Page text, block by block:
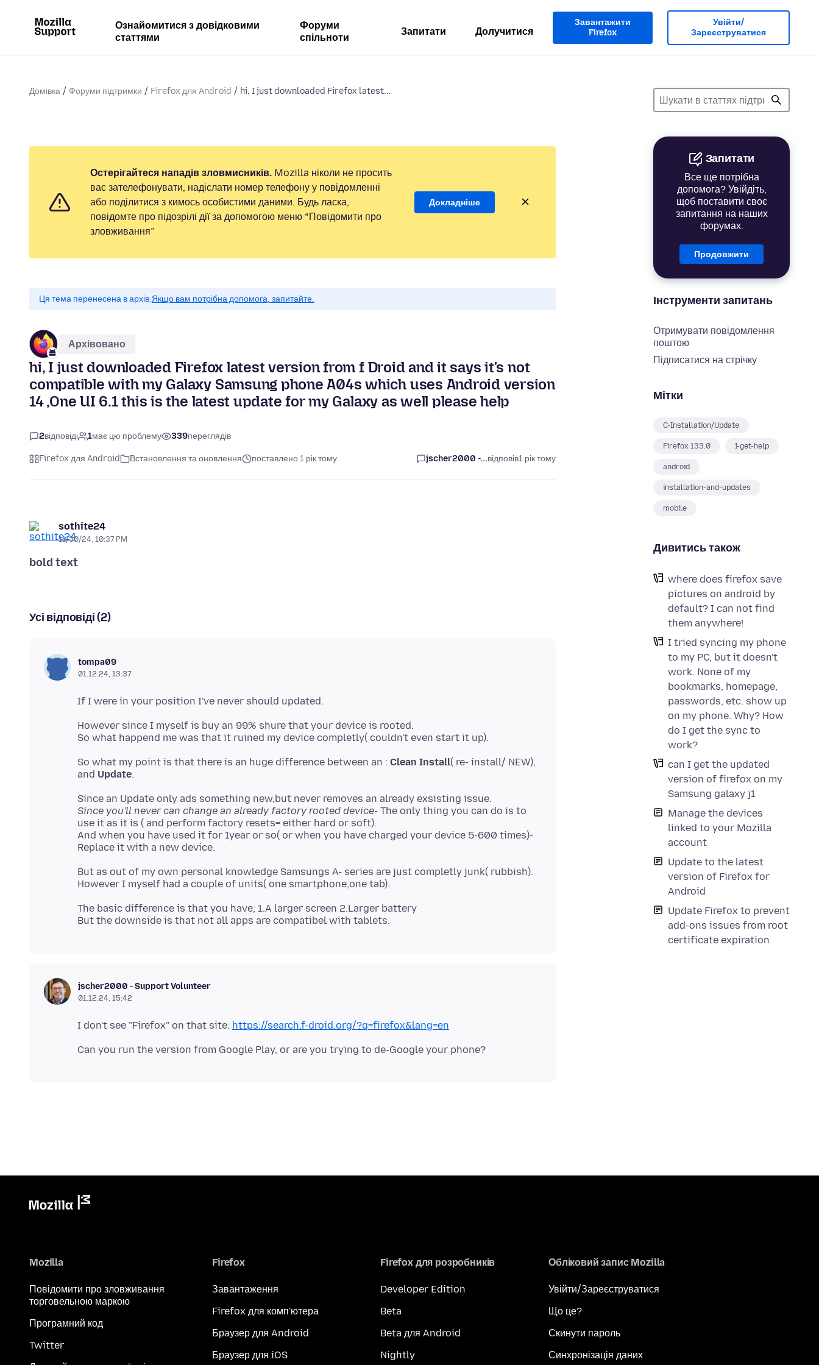
Ознайомитися з довідковими
статтями
Форуми
спільноти
Запитати Долучитися
Завантажити
Firefox
Увійти/
Зареєструватися
Домівка Форуми підтримки Firefox для Android hi, I just downloaded Firefox latest...
Запитати
Все ще потрібна
допомога? Увійдіть,
щоб поставити своє
запитання на наших
форумах.
Продовжити
Інструменти запитань
Отримувати повідомлення
поштою
Підписатися на стрічку
Мітки
C-Installation/Update
Firefox 133.0 I-get-help
android
installation-and-updates
mobile
Дивитись також
where does firefox save
pictures on android by
default? I can not find
them anywhere!
I tried syncing my phone
to my PC, but it doesn't
work. None of my
bookmarks, homepage,
passwords, etc. show up
on my phone. Why? How
do I get the sync to
work?
can I get the updated
version of firefox on my
Samsung galaxy j1
Manage the devices
linked to your Mozilla
account
Update to the latest
version of Firefox for
Android
Update Firefox to prevent
add-ons issues from root
certificate expiration
Остерігайтеся нападів зловмисників. Mozilla ніколи не просить
вас зателефонувати, надіслати номер телефону у повідомленні
або поділитися з кимось особистими даними. Будь ласка,
повідомте про підозрілі дії за допомогою меню “Повідомити про
зловживання”
Докладніше
Ця тема перенесена в архів.Якщо вам потрібна допомога, запитайте.
Архівовано
hi, I just downloaded Firefox latest version from f Droid and it says it's not
compatible with my Galaxy Samsung phone A04s which uses Android version
14 ,One UI 6.1 this is the latest update for my Galaxy as well please help
2відповіді 1має цю проблему 339переглядів
Firefox для Android Встановлення та оновлення поставлено 1 рік тому jscher2000 -...відповів1 рік тому
sothite24
11/30/24, 10:37 PM
bold text
Усі відповіді (2)
tompa09
01.12.24, 13:37
However since I myself is buy an 99% shure that your device is rooted.
So what my point is that there is an huge difference between an : Clean Install( re- install/ NEW),
and Update
Since you'll never can change an already factory rooted device- The only thing you can do is to
use it as it is ( and perform factory resets= either hard or soft).
And when you have used it for 1year or so( or when you have charged your device 5-600 times)-
But as out of my own personal knowledge Samsungs A- series are just completly junk( rubbish).
The basic difference is that you have; 1.A larger screen 2.Larger battery
jscher2000 - Support Volunteer
01.12.24, 15:42
I don't see "Firefox" on that site: https://search.f-droid.org/?q=firefox&lang=en
Mozilla
Повідомити про зловживання
торговельною маркою
Програмний код
Twitter
Firefox
Завантаження
Firefox для комп'ютера
Браузер для Android
Браузер для iOS
Firefox для розробників
Developer Edition
Beta
Beta для Android
Nightly
Обліковий запис Mozilla
Увійти/Зареєструватися
Що це?
Скинути пароль
Синхронізація даних